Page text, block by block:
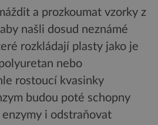
a prozkoumat vzorky z
našli dosud neznámé
rozkládají plasty jako je
nebo
rostoucí kvasinky
budou poté schopny
i odstraňovat